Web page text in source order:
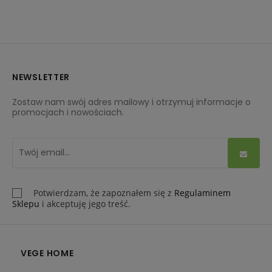
NEWSLETTER
Zostaw nam swój adres mailowy i otrzymuj informacje o
promocjach i nowościach.
Potwierdzam, że zapoznałem się z Regulaminem
Sklepu i akceptuję jego treść.
VEGE HOME